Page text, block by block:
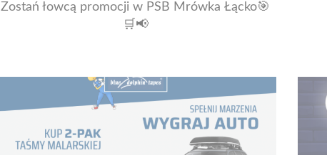
Zostań łowcą promocji w PSB Mrówka Łącko🎯
🛒📢